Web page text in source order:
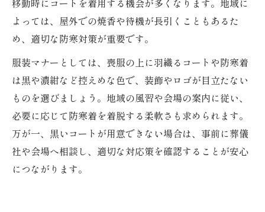
移動時にコートを着用する機会が多くなります。地域に
よっては、屋外での焼香や待機が長引くこともあるた
め、適切な防寒対策が重要です。
服装マナーとしては、喪服の上に羽織るコートや防寒着
は黒や濃紺など控えめな色で、装飾やロゴが目立たない
ものを選びましょう。地域の風習や会場の案内に従い、
必要に応じて防寒着を着脱する柔軟さも求められます。
万が一、黒いコートが用意できない場合は、事前に葬儀
社や会場へ相談し、適切な対応策を確認することが安心
につながります。